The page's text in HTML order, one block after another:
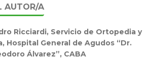
AUTOR/A
Ricciardi, Servicio de Ortopedia y
Hospital General de Agudos “Dr.
Álvarez”, CABA